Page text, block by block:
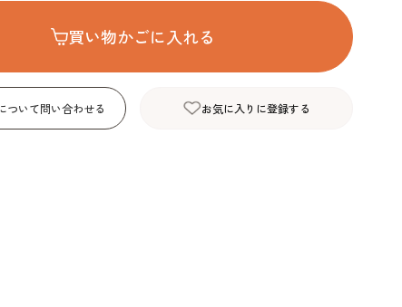
買い物かごに入れる
ついて問い合わせる お気に入りに登録する